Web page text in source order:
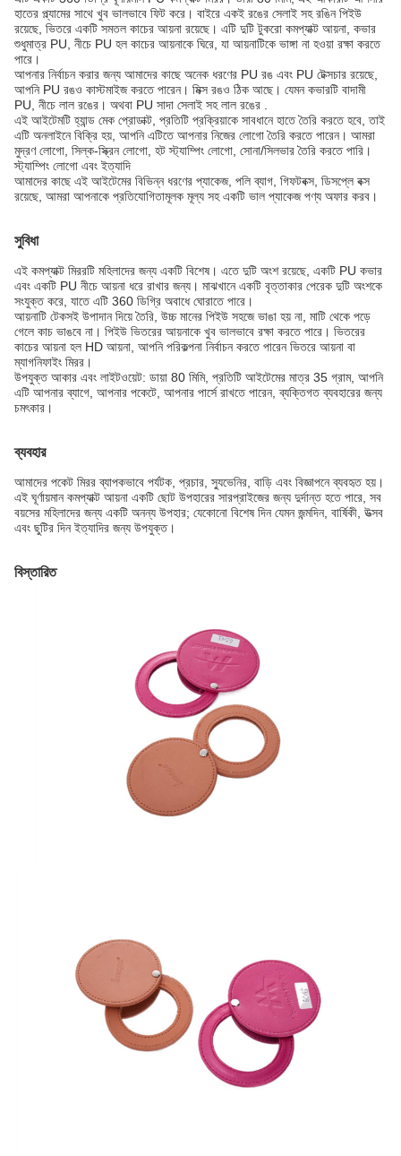
হাতের প্ল্যামের সাথে খুব ভালভাবে ফিট করে। বাইরে একই রঙের সেলাই সহ রঙিন পিইউ
রয়েছে, ভিতরে একটি সমতল কাচের আয়না রয়েছে। এটি দুটি টুকরো কমপ্যাক্ট আয়না, কভার
শুধুমাত্র PU, নীচে PU হল কাচের আয়নাকে ঘিরে, যা আয়নাটিকে ভাঙ্গা না হওয়া রক্ষা করতে
পারে।
আপনার নির্বাচন করার জন্য আমাদের কাছে অনেক ধরণের PU রঙ এবং PU টেক্সচার রয়েছে,
আপনি PU রঙও কাস্টমাইজ করতে পারেন। মিক্স রঙও ঠিক আছে। যেমন কভারটি বাদামী
PU, নীচে লাল রঙের। অথবা PU সাদা সেলাই সহ লাল রঙের .
এই আইটেমটি হ্যান্ড মেক প্রোডাক্ট, প্রতিটি প্রক্রিয়াকে সাবধানে হাতে তৈরি করতে হবে, তাই
এটি অনলাইনে বিক্রি হয়, আপনি এটিতে আপনার নিজের লোগো তৈরি করতে পারেন। আমরা
মুদ্রণ লোগো, সিল্ক-স্ক্রিন লোগো, হট স্ট্যাম্পিং লোগো, সোনা/সিলভার তৈরি করতে পারি।
স্ট্যাম্পিং লোগো এবং ইত্যাদি
আমাদের কাছে এই আইটেমের বিভিন্ন ধরণের প্যাকেজ, পলি ব্যাগ, গিফটবক্স, ডিসপ্লে বক্স
রয়েছে, আমরা আপনাকে প্রতিযোগিতামূলক মূল্য সহ একটি ভাল প্যাকেজ পণ্য অফার করব।
সুবিধা
এই কমপ্যাক্ট মিররটি মহিলাদের জন্য একটি বিশেষ। এতে দুটি অংশ রয়েছে, একটি PU কভার
এবং একটি PU নীচে আয়না ধরে রাখার জন্য। মাঝখানে একটি বৃত্তাকার পেরেক দুটি অংশকে
সংযুক্ত করে, যাতে এটি 360 ডিগ্রি অবাধে ঘোরাতে পারে।
আয়নাটি টেকসই উপাদান দিয়ে তৈরি, উচ্চ মানের পিইউ সহজে ভাঙা হয় না, মাটি থেকে পড়ে
গেলে কাচ ভাঙবে না। পিইউ ভিতরের আয়নাকে খুব ভালভাবে রক্ষা করতে পারে। ভিতরের
কাচের আয়না হল HD আয়না, আপনি পরিকল্পনা নির্বাচন করতে পারেন ভিতরে আয়না বা
ম্যাগনিফাইং মিরর।
উপযুক্ত আকার এবং লাইটওয়েট: ডায়া 80 মিমি, প্রতিটি আইটেমের মাত্র 35 গ্রাম, আপনি
এটি আপনার ব্যাগে, আপনার পকেটে, আপনার পার্সে রাখতে পারেন, ব্যক্তিগত ব্যবহারের জন্য
চমৎকার।
ব্যবহার
আমাদের পকেট মিরর ব্যাপকভাবে পর্যটক, প্রচার, স্যুভেনির, বাড়ি এবং বিজ্ঞাপনে ব্যবহৃত হয়।
এই ঘূর্ণায়মান কমপ্যাক্ট আয়না একটি ছোট উপহারের সারপ্রাইজের জন্য দুর্দান্ত হতে পারে, সব
বয়সের মহিলাদের জন্য একটি অনন্য উপহার; যেকোনো বিশেষ দিন যেমন জন্মদিন, বার্ষিকী, উত্সব
এবং ছুটির দিন ইত্যাদির জন্য উপযুক্ত।
বিস্তারিত